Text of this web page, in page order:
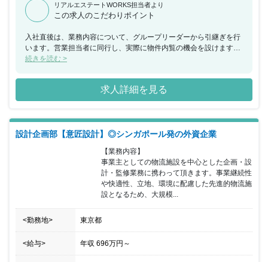
リアルエステートWORKS担当者より
この求人のこだわりポイント
入社直後は、業務内容について、グループリーダーから引継ぎを行
います。営業担当者に同行し、実際に物件内覧の機会を設けます。
将来的には、営業企画チームのリーダーとしてチームを牽引して頂
の枠にとらわれず、新たな視点を取り入れて、積極的にソリューシ
ョン営業に貢献できます！
続きを読む >
求人詳細を見る
設計企画部【意匠設計】◎シンガポール発の外資企業
【業務内容】
事業主としての物流施設を中心とした企画・設
計・監修業務に携わって頂きます。事業継続性
や快適性、立地、環境に配慮した先進的物流施
設となるため、大規模...
<勤務地> 東京都
<給与> 年収 696万円 ～